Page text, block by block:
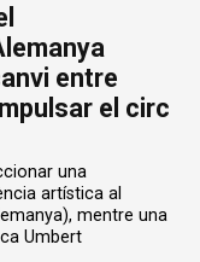
entre
el circ
una
artística al
mentre una
Umbert